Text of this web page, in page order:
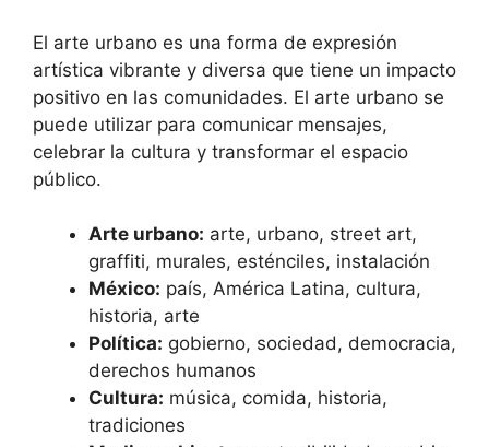
El arte urbano es una forma de expresión
artística vibrante y diversa que tiene un impacto
positivo en las comunidades. El arte urbano se
puede utilizar para comunicar mensajes,
celebrar la cultura y transformar el espacio
público.
Arte urbano: arte, urbano, street art,
graffiti, murales, esténciles, instalación
México: país, América Latina, cultura,
historia, arte
Política: gobierno, sociedad, democracia,
derechos humanos
Cultura: música, comida, historia,
tradiciones